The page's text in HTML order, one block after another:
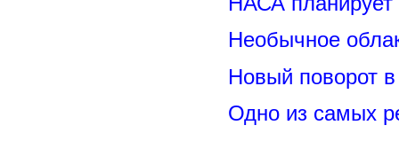
Необычное
Новый поворот
Одно из самых